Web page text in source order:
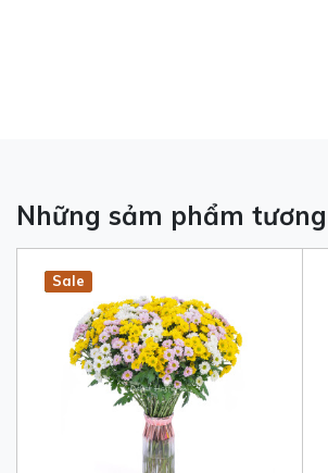
Những sảm phẩm
Hot
New
Sale